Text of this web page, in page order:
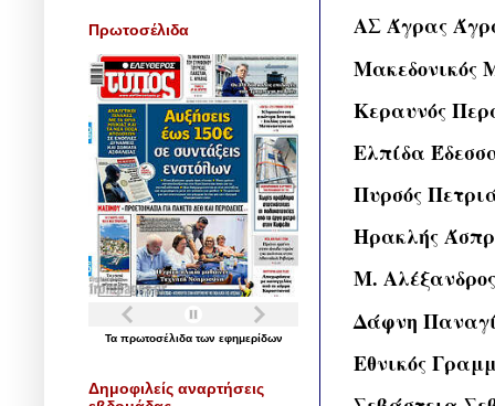
ΑΣ Άγρας
Μακεδονικός
Κεραυνός
Ελπίδα
Πυρσός
Ηρακλής
Μ.
Δάφνη
Εθνικός
Πρωτοσέλιδα
Τα πρωτοσέλιδα των εφημερίδων
Δημοφιλείς αναρτήσεις